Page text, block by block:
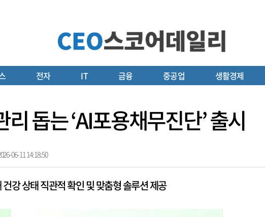
전자 IT 금융 중공업 생활경제
돕는 ‘AI포용채무진단’ 출시
06-11 14:18:50
강 상태 직관적 확인 및 맞춤형 솔루션 제공